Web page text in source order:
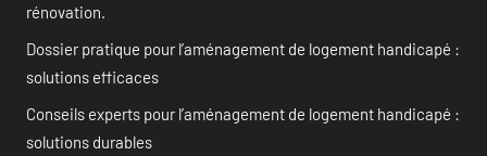
rénovation.
Dossier pratique pour l’aménagement de logement handicapé :
solutions efficaces
Conseils experts pour l’aménagement de logement handicapé :
solutions durables